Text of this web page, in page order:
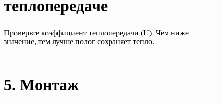
теплопередаче
Проверьте коэффициент теплопередачи (U). Чем ниже
значение, тем лучше полог сохраняет тепло.
5. Монтаж